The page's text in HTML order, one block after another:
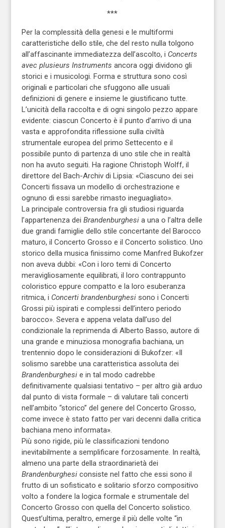
***
Per la complessità della genesi e le multiformi
caratteristiche dello stile, che del resto nulla tolgono
all’affascinante immediatezza dell’ascolto, i Concerts
avec plusieurs Instruments ancora oggi dividono gli
storici e i musicologi. Forma e struttura sono così
originali e particolari che sfuggono alle usuali
definizioni di genere e insieme le giustificano tutte.
L’unicità della raccolta e di ogni singolo pezzo appare
evidente: ciascun Concerto è il punto d’arrivo di una
vasta e approfondita riflessione sulla civiltà
strumentale europea del primo Settecento e il
possibile punto di partenza di uno stile che in realtà
non ha avuto seguiti. Ha ragione Christoph Wolff, il
direttore del Bach-Archiv di Lipsia: «Ciascuno dei sei
Concerti fissava un modello di orchestrazione e
ognuno di essi sarebbe rimasto ineguagliato».
La principale controversia fra gli studiosi riguarda
l’appartenenza dei Brandenburghesia una o l’altra delle
due grandi famiglie dello stile concertante del Barocco
maturo, il Concerto Grosso e il Concerto solistico. Uno
storico della musica finissimo come Manfred Bukofzer
non aveva dubbi: «Con i loro temi di Concerto
meravigliosamente equilibrati, il loro contrappunto
coloristico eppure compatto e la loro esuberanza
ritmica, i Concerti brandenburghesisono i Concerti
Grossi più ispirati e complessi dell’intero periodo
barocco». Severa e appena velata dall’uso del
condizionale la reprimenda di Alberto Basso, autore di
una grande e minuziosa monografia bachiana, un
trentennio dopo le considerazioni di Bukofzer: «Il
solismo sarebbe una caratteristica assoluta dei
Brandenburghesie in tal modo cadrebbe
definitivamente qualsiasi tentativo – per altro già arduo
dal punto di vista formale – di valutare tali concerti
nell’ambito “storico” del genere del Concerto Grosso,
come invece è stato fatto per vari decenni dalla critica
bachiana meno informata».
Più sono rigide, più le classificazioni tendono
inevitabilmente a semplificare forzosamente. In realtà,
almeno una parte della straordinarietà dei
Brandenburghesiconsiste nel fatto che essi sono il
frutto di un sofisticato e solitario sforzo compositivo
volto a fondere la logica formale e strumentale del
Concerto Grosso con quella del Concerto solistico.
Quest’ultima, peraltro, emerge il più delle volte “in